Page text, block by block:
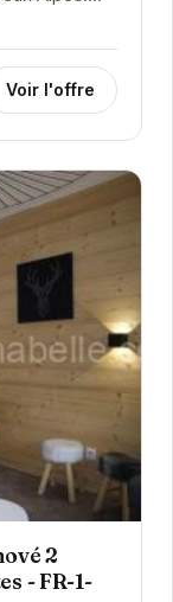
il offre
Voir l'offre
2
- FR-1-